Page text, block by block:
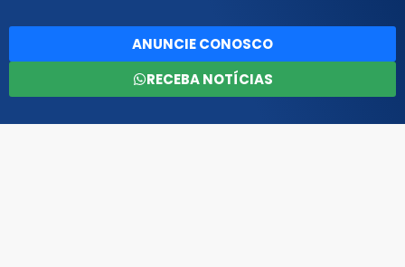
ANUNCIE CONOSCO
RECEBA NOTÍCIAS